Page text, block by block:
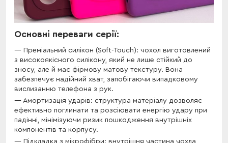
Основні переваги серії:
Преміальний силікон (Soft-Touch): чохол виготовлений
з високоякісного силікону, який не лише стійкий до
зносу, але й має фірмову матову текстуру. Вона
забезпечує надійний хват, запобігаючи випадковому
вислизанню телефона з рук.
Амортизація ударів: структура матеріалу дозволяє
ефективно поглинати та розсіювати енергію удару при
падінні, мінімізуючи ризик пошкодження внутрішніх
компонентів та корпусу.
Підкладка з мікрофібри: внутрішня частина чохла